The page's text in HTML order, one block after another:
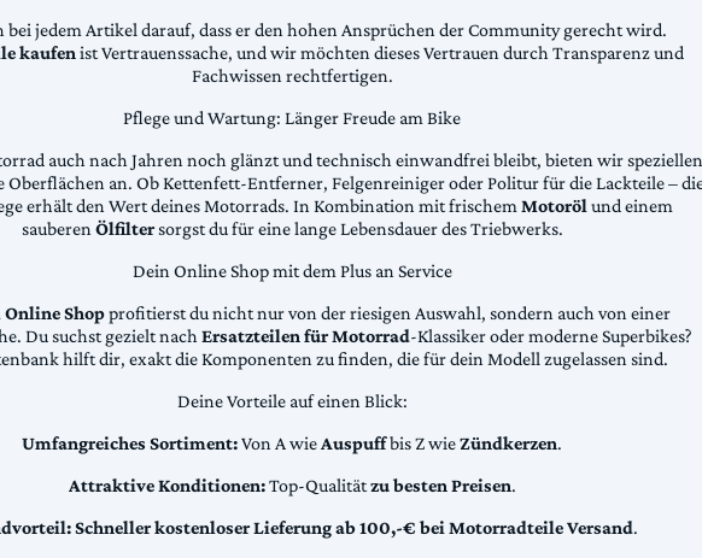
bei jedem Artikel darauf, dass er den hohen Ansprüchen der Community gerecht wird.
kaufenist Vertrauenssache, und wir möchten dieses Vertrauen durch Transparenz und
Fachwissen rechtfertigen.
Pflege und Wartung: Länger Freude am Bike
auch nach Jahren noch glänzt und technisch einwandfrei bleibt, bieten wir speziellen
Oberflächen an. Ob Kettenfett-Entferner, Felgenreiniger oder Politur für die Lackteile –
erhält den Wert deines Motorrads. In Kombination mit frischemMotorölund einem
sauberenÖlfiltersorgst du für eine lange Lebensdauer des Triebwerks.
Dein Online Shop mit dem Plus an Service
Online Shopprofitierst du nicht nur von der riesigen Auswahl, sondern auch von einer
Du suchst gezielt nachErsatzteilen für Motorrad-Klassiker oder moderne Superbikes?
hilft dir, exakt die Komponenten zu finden, die für dein Modell zugelassen sind.
Deine Vorteile auf einen Blick:
Umfangreiches Sortiment:Von A wieAuspuffbis Z wieZündkerzen.
Attraktive Konditionen:Top-Qualitätzu besten Preisen.
Schneller kostenloser Lieferung ab 100,-€ bei Motorradteile Versand.